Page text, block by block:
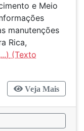
e Meio
manutenções
Rica,
Veja Mais